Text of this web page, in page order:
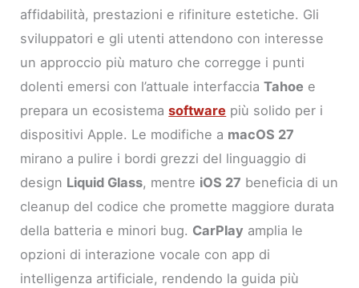
affidabilità, prestazioni e rifiniture estetiche. Gli
sviluppatori e gli utenti attendono con interesse
un approccio più maturo che corregge i punti
dolenti emersi con l’attuale interfacciaTahoe e
prepara un ecosistemasoftware più solido per i
dispositivi Apple. Le modifiche a macOS 27
mirano a pulire i bordi grezzi del linguaggio di
design Liquid Glass, mentre iOS 27 beneficia di un
cleanup del codice che promette maggiore durata
della batteria e minori bug. CarPlay amplia le
opzioni di interazione vocale con app di
intelligenza artificiale, rendendo la guida più